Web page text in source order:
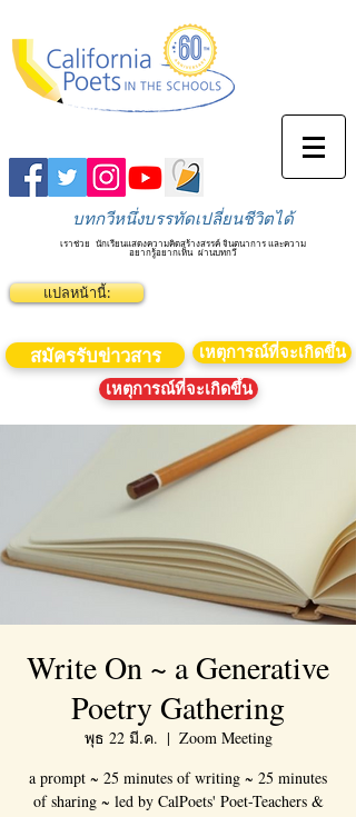
บทกวีหนึ่งบรรทัดเปลี่ยนชีวิตได้
เราช่วย นักเรียนแสดงความคิดสร้างสรรค์ จินตนาการ และความ
อยากรู้อยากเห็น ผ่านบทกวี
แปลหน้านี้:
สมัครรับข่าวสาร
เหตุการณ์ที่จะเกิดขึ้น
เหตุการณ์ที่จะเกิดขึ้น
Write On ~ a Generative
Poetry Gathering
พุธ 22 มี.ค.
  |
Zoom Meeting
a prompt ~ 25 minutes of writing ~ 25 minutes
of sharing ~ led by CalPoets' Poet-Teachers &